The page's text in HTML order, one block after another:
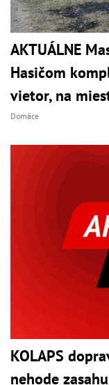
AKTUÁLNE
Hasičom
vietor, na
Domáce
KOLAPS
nehode